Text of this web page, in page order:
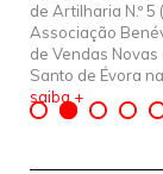
de Artilharia N.º
Associação
de Vendas
Santo de Évora na
saiba +